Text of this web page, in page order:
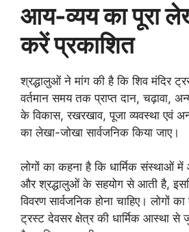
आय-व्यय का पूरा
करें प्रकाशित
श्रद्धालुओं ने मांग की है कि शिव मंदिर
वर्तमान समय तक प्राप्त दान, चढ़ावा,
के विकास, रखरखाव, पूजा व्यवस्था एवं
का लेखा-जोखा सार्वजनिक किया जाए।
लोगों का कहना है कि धार्मिक संस्थाओं में
और श्रद्धालुओं के सहयोग से आती है,
विवरण सार्वजनिक होना चाहिए। लोगों
ट्रस्ट देवसर क्षेत्र की धार्मिक आस्था से